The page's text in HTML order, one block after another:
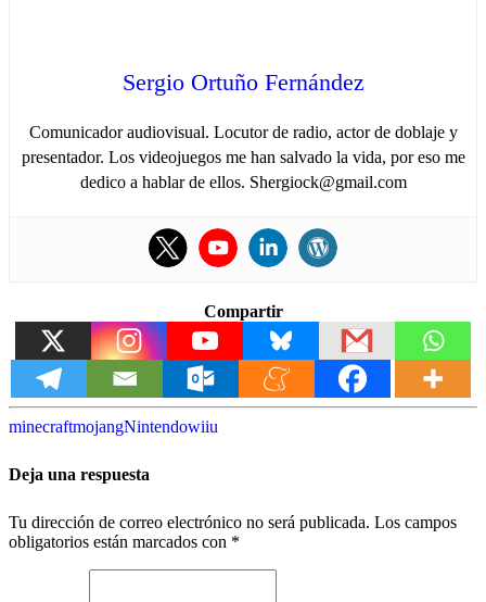
Sergio Ortuño Fernández
Comunicador audiovisual. Locutor de radio, actor de doblaje y
presentador. Los videojuegos me han salvado la vida, por eso me
dedico a hablar de ellos. Shergiock@gmail.com
Compartir
minecraftmojangNintendowiiu
Deja una respuesta
Tu dirección de correo electrónico no será publicada. Los campos
obligatorios están marcados con *